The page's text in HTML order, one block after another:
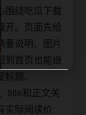
围绕吃瓜下载
开。页面先给
要说明、图片
到首页也能继
题、
title和正文关
实际阅读价